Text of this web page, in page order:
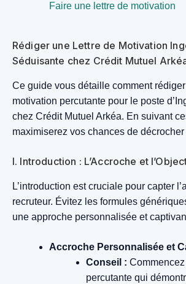
Faire une lettre de motivation
Rédiger une Lettre de Motivation
Séduisante chez Crédit Mutuel
Ce guide vous détaille comment
motivation percutante pour le poste
chez Crédit Mutuel Arkéa. En suivant
maximiserez vos chances de
I. Introduction : L’Accroche et
L’introduction est cruciale pour capter
recruteur. Évitez les formules
une approche personnalisée et
Accroche Personnalisée et
Conseil :
percutante qui